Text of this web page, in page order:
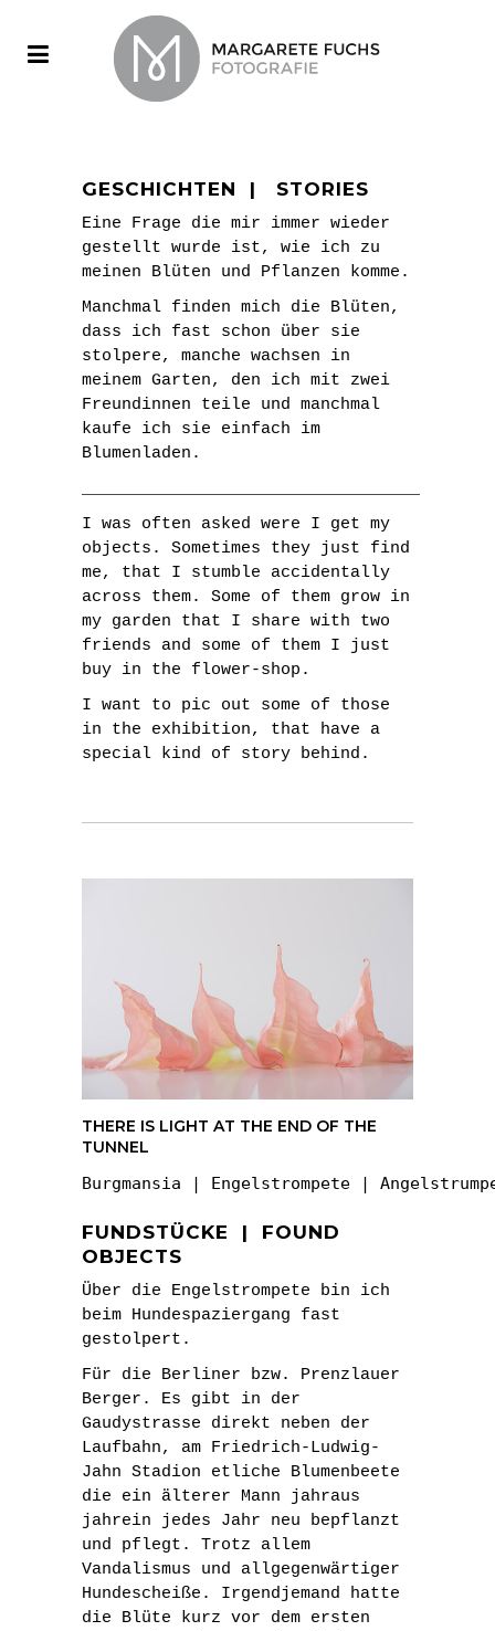
GESCHICHTEN | STORIES
Eine Frage die mir immer wieder
gestellt wurde ist, wie ich zu
meinen Blüten und Pflanzen komme.
Manchmal finden mich die Blüten,
dass ich fast schon über sie
stolpere, manche wachsen in
meinem Garten, den ich mit zwei
Freundinnen teile und manchmal
kaufe ich sie einfach im
Blumenladen.
I was often asked were I get my
objects. Sometimes they just find
me, that I stumble accidentally
across them. Some of them grow in
my garden that I share with two
friends and some of them I just
buy in the flower-shop.
I want to pic out some of those
in the exhibition, that have a
special kind of story behind.
THERE IS LIGHT AT THE END OF THE
TUNNEL
Burgmansia | Engelstrompete |
FUNDSTÜCKE | FOUND
OBJECTS
Über die Engelstrompete bin ich
beim Hundespaziergang fast
gestolpert.
Für die Berliner bzw. Prenzlauer
Berger. Es gibt in der
Gaudystrasse direkt neben der
Laufbahn, am Friedrich-Ludwig-
Jahn Stadion etliche Blumenbeete
die ein älterer Mann jahraus
jahrein jedes Jahr neu bepflanzt
und pflegt. Trotz allem
Vandalismus und allgegenwärtiger
Hundescheiße. Irgendjemand hatte
die Blüte kurz vor dem ersten